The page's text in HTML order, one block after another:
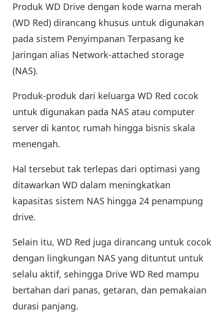
Produk WD Drive dengan kode warna merah
(WD Red) dirancang khusus untuk digunakan
pada sistem Penyimpanan Terpasang ke
Jaringan alias Network-attached storage
(NAS).
Produk-produk dari keluarga WD Red cocok
untuk digunakan pada NAS atau computer
server di kantor, rumah hingga bisnis skala
menengah.
Hal tersebut tak terlepas dari optimasi yang
ditawarkan WD dalam meningkatkan
kapasitas sistem NAS hingga 24 penampung
drive.
Selain itu, WD Red juga dirancang untuk cocok
dengan lingkungan NAS yang dituntut untuk
selalu aktif, sehingga Drive WD Red mampu
bertahan dari panas, getaran, dan pemakaian
durasi panjang.